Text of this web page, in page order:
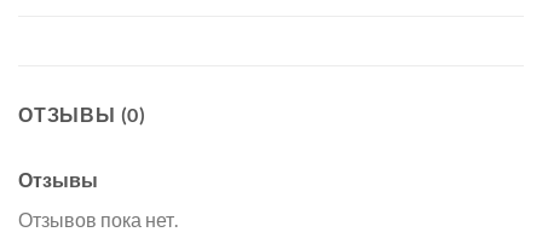
ОТЗЫВЫ (0)
Отзывы
Отзывов пока нет.